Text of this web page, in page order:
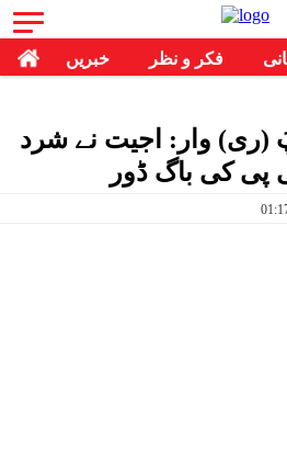
خبریں فکر و نظر
(ری) وار: اجیت نے شرد
کی باگ ڈور